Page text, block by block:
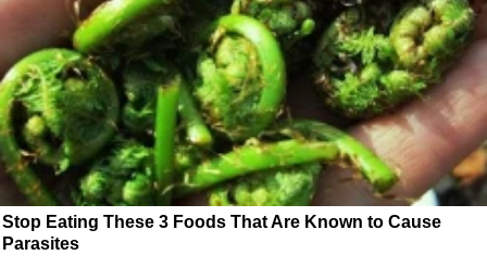
Stop Eating These 3 Foods That Are Known to Cause
Parasites